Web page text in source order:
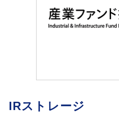
IRストレージ